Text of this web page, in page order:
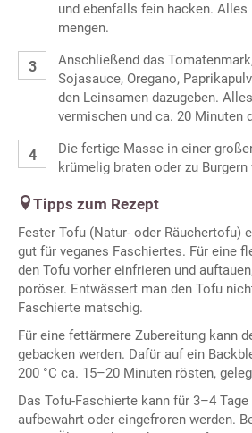
und ebenfalls fein hacken.
mengen.
Anschließend das
Sojasauce, Oregano,
den Leinsamen dazugeben.
vermischen und ca. 20 Minuten
Die fertige Masse in einer
krümelig braten oder zu
Tipps zum Rezept
Fester Tofu (Natur- oder Räuchertofu)
gut für veganes Faschiertes. Für eine
den Tofu vorher einfrieren und
poröser. Entwässert man den Tofu
Faschierte matschig.
Für eine fettärmere Zubereitung kann
gebacken werden. Dafür auf ein
200 °C ca. 15–20 Minuten rösten,
Das Tofu-Faschierte kann für 3–4
aufbewahrt oder eingefroren werden.